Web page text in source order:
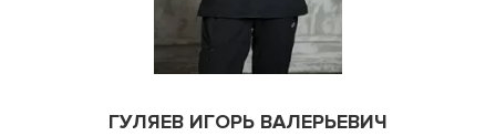
ГУЛЯЕВ ИГОРЬ ВАЛЕРЬЕВИЧ